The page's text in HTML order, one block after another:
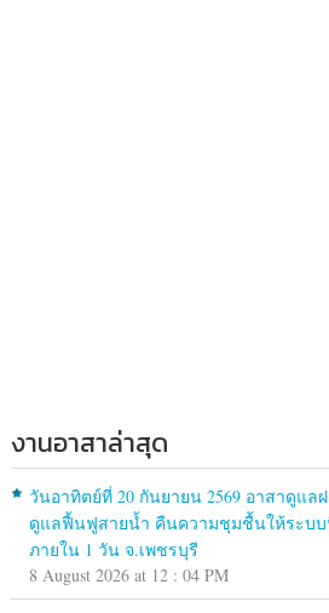
งานอาสาล่าสุด
วันอาทิตย์ที่ 20 กันยายน 2569 อาสาดูแลฝ
ดูแลฟื้นฟูสายน้ำ คืนความชุมชื้นให้ระบบ
ภายใน 1 วัน จ.เพชรบุรี
8 August 2026 at 12 : 04 PM